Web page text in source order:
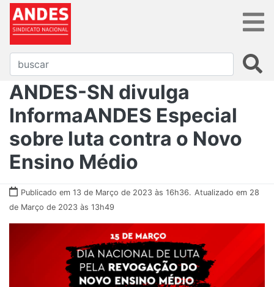
ANDES-SN divulga
InformaANDES Especial
sobre luta contra o Novo
Ensino Médio
Publicado em 13 de Março de 2023 às 16h36. Atualizado em 28
de Março de 2023 às 13h49